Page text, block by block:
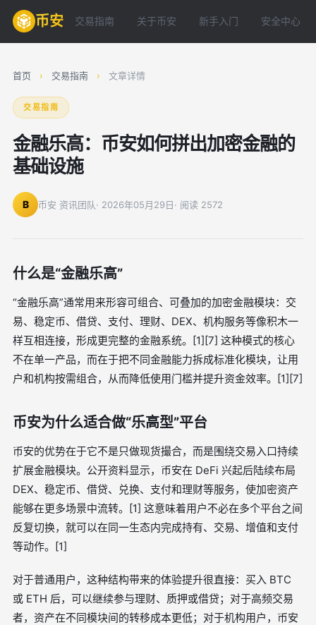
币安 交易指南 关于币安 新手入门 安全中心
首页 › 交易指南 › 文章详情
交易指南
金融乐高：币安如何拼出加密金融的
基础设施
B 币安 资讯团队· 2026年05月29日· 阅读 2572
什么是“金融乐高”
“金融乐高”通常用来形容可组合、可叠加的加密金融模块：交
易、稳定币、借贷、支付、理财、DEX、机构服务等像积木一
样互相连接，形成更完整的金融系统。[1][7] 这种模式的核心
不在单一产品，而在于把不同金融能力拆成标准化模块，让用
户和机构按需组合，从而降低使用门槛并提升资金效率。[1][7]
币安为什么适合做“乐高型”平台
币安的优势在于它不是只做现货撮合，而是围绕交易入口持续
扩展金融模块。公开资料显示，币安在 DeFi 兴起后陆续布局
DEX、稳定币、借贷、兑换、支付和理财等服务，使加密资产
能够在更多场景中流转。[1] 这意味着用户不必在多个平台之间
反复切换，就可以在同一生态内完成持有、交易、增值和支付
等动作。[1]
对于普通用户，这种结构带来的体验提升很直接：买入 BTC
或 ETH 后，可以继续参与理财、质押或借贷；对于高频交易
者，资产在不同模块间的转移成本更低；对于机构用户，币安